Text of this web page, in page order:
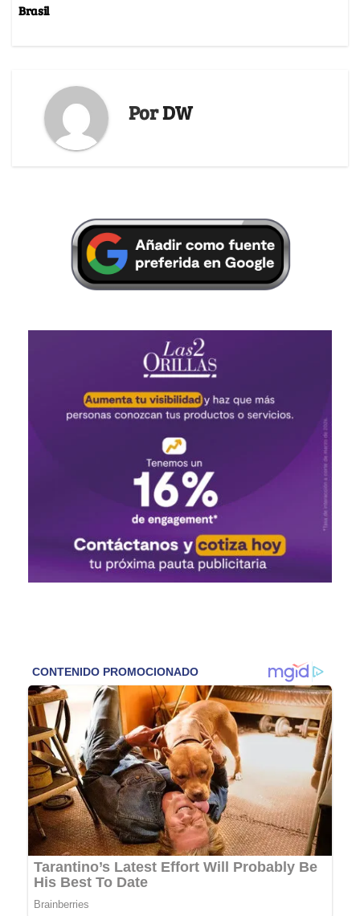
Brasil
PorDW